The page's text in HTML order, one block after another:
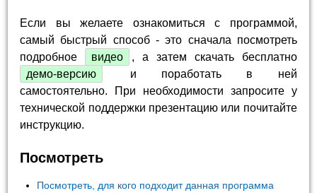
Если вы желаете ознакомиться с программой,
самый быстрый способ - это сначала посмотреть
подробное
видео
, а затем скачать бесплатно
демо-версию
и поработать в ней
самостоятельно. При необходимости запросите у
технической поддержки презентацию или почитайте
инструкцию.
Посмотреть
Посмотреть, для кого подходит данная программа